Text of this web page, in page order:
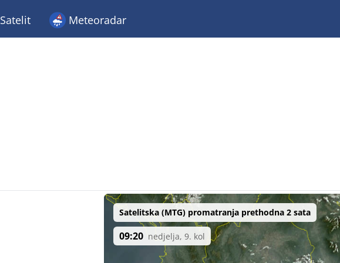
Satelit Meteoradar
Satelitska (MTG) promatranja prethodna 2 sata
09:20 nedjelja, 9. kol